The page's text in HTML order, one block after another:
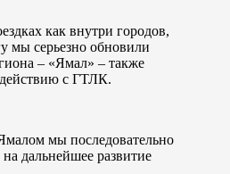
как внутри городов,
мы серьезно обновили
– «Ямал» – также
с ГТЛК.
мы последовательно
дальнейшее развитие